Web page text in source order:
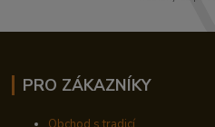
PRO ZÁKAZNÍKY